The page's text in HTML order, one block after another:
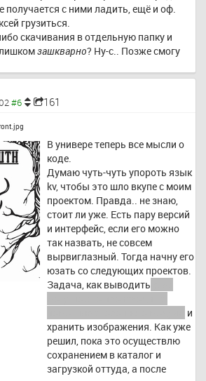
получается с ними ладить, ещё и оф.
грузиться.
скачивания в отдельную папку и
зашкварно? Ну-с.. Позже смогу
161
В универе теперь все мысли о
коде.
Думаю чуть-чуть упороть язык
kv, чтобы это шло вкупе с моим
проектом. Правда.. не знаю,
стоит ли уже. Есть пару версий
и интерфейс, если его можно
так назвать, не совсем
вырвиглазный. Тогда начну его
юзать со следующих проектов.
Задача, как выводить
и
хранить изображения. Как уже
решил, пока это осуществлю
сохранением в каталог и
загрузкой оттуда, а после